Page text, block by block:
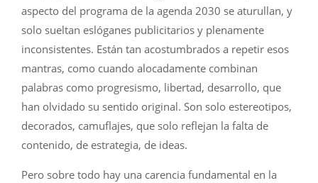
aspecto del programa de la agenda 2030 se aturullan, y
solo sueltan eslóganes publicitarios y plenamente
inconsistentes. Están tan acostumbrados a repetir esos
mantras, como cuando alocadamente combinan
palabras como progresismo, libertad, desarrollo, que
han olvidado su sentido original. Son solo estereotipos,
decorados, camuflajes, que solo reflejan la falta de
contenido, de estrategia, de ideas.
Pero sobre todo hay una carencia fundamental en la